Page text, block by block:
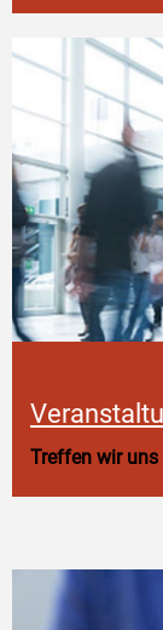
Treffen wir uns